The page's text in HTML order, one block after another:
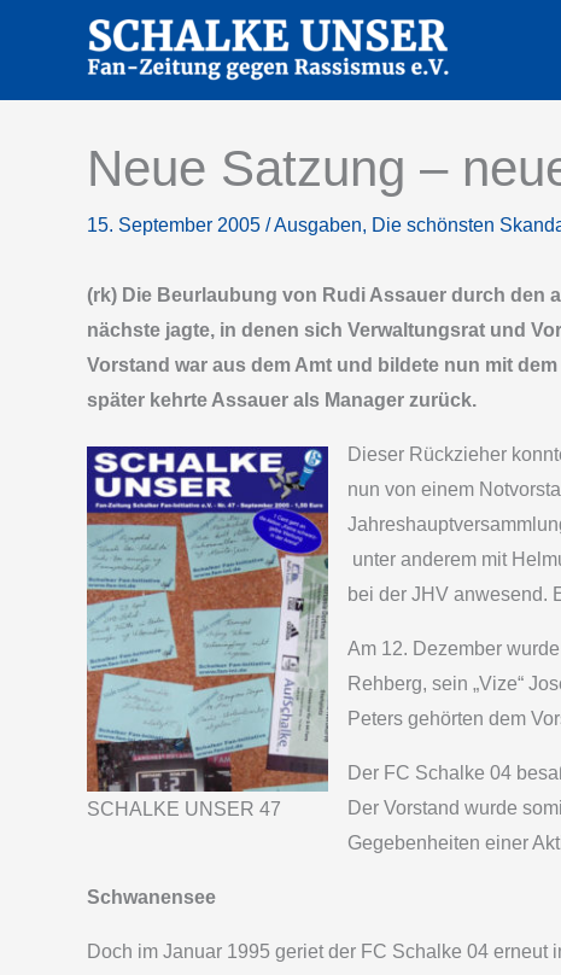
Neue Satzung –
15. September 2005 /Ausgaben, Die schönsten
(rk) Die Beurlaubung von Rudi Assauer durch den
nächste jagte, in denen sich Verwaltungsrat und
Vorstand war aus dem Amt und bildete nun mit
später kehrte Assauer als Manager zurück.
SCHALKE UNSER 47
Dieser Rückzieher
nun von einem
unter anderem mit
bei der JHV anwesend.
Am 12. Dezember
Rehberg, sein „Vize“
Peters gehörten dem
Der FC Schalke 04
Der Vorstand wurde
Gegebenheiten einer
Schwanensee
Doch im Januar 1995 geriet der FC Schalke 04